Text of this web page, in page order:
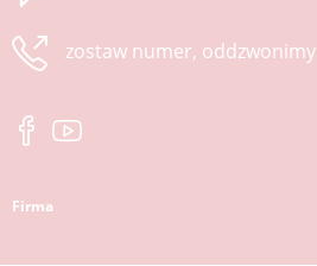
zostaw numer, oddzwonimy
Firma